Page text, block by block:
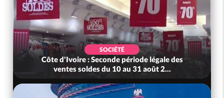
SOCIÉTÉ
Côte d'Ivoire : Seconde période légale des
ventes soldes du 10 au 31 août 2...